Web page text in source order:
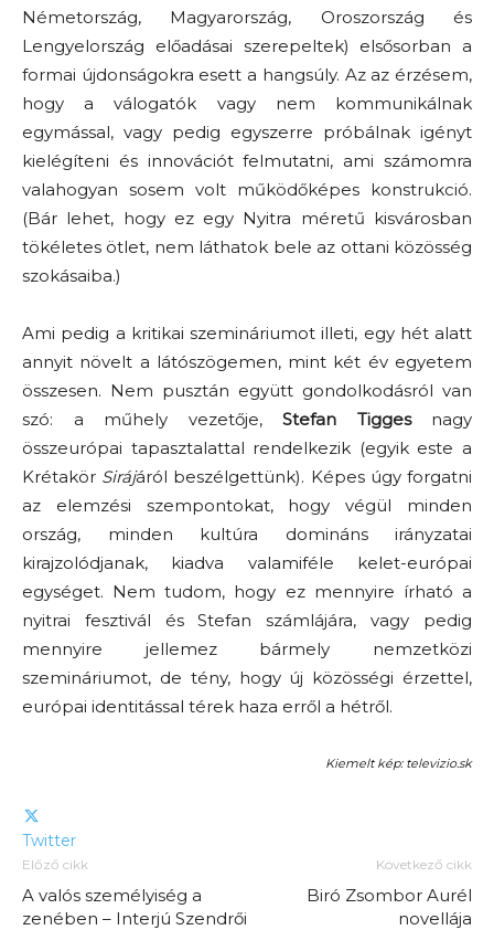
Németország, Magyarország, Oroszország és
Lengyelország előadásai szerepeltek) elsősorban a
formai újdonságokra esett a hangsúly. Az az érzésem,
hogy a válogatók vagy nem kommunikálnak
egymással, vagy pedig egyszerre próbálnak igényt
kielégíteni és innovációt felmutatni, ami számomra
valahogyan sosem volt működőképes konstrukció.
(Bár lehet, hogy ez egy Nyitra méretű kisvárosban
tökéletes ötlet, nem láthatok bele az ottani közösség
szokásaiba.)
Ami pedig a kritikai szemináriumot illeti, egy hét alatt
annyit növelt a látószögemen, mint két év egyetem
összesen. Nem pusztán együtt gondolkodásról van
szó: a műhely vezetője, Stefan Tiggesnagy
összeurópai tapasztalattal rendelkezik (egyik este a
Krétakör Sirájáról beszélgettünk). Képes úgy forgatni
az elemzési szempontokat, hogy végül minden
ország, minden kultúra domináns irányzatai
kirajzolódjanak, kiadva valamiféle kelet-európai
egységet. Nem tudom, hogy ez mennyire írható a
nyitrai fesztivál és Stefan számlájára, vagy pedig
mennyire jellemez bármely nemzetközi
szemináriumot, de tény, hogy új közösségi érzettel,
európai identitással térek haza erről a hétről.
Kiemelt kép: televizio.sk
Twitter
Előző cikk
A valós személyiség a
zenében – Interjú Szendrői
Következő cikk
Biró Zsombor Aurél
novellája